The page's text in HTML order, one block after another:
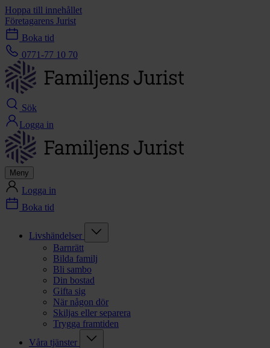
Hoppa till innehållet
Företagarens Jurist
Boka tid
0771-77 10 70
Sök
Logga in
Meny
Logga in
Boka tid
Livshändelser
Barnrätt
Bilda familj
Bli sambo
Din bostad
Gifta sig
När någon dör
Skiljas eller separera
Trygga framtiden
Våra tjänster